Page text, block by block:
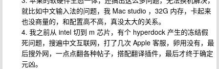
就比如中文输入法的问题，我 Mac studio ，32G 内存，卡起来
也没商量的，和配置高不高，真没太大的关系。
4. 我之前从 intel 切到 m 芯片，有个 hyperdock 产生的冻结假
死问题，搜遍中文互联网，打了几次 Apple 客服，卵用没有，最
后搜外网，一点点翻各种帖子，搭配翻译插件，最后才终于确定
元凶。